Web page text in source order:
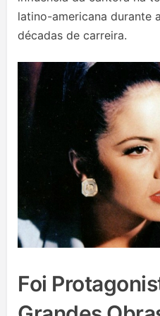
latino-americana durante
décadas de carreira.
Foi